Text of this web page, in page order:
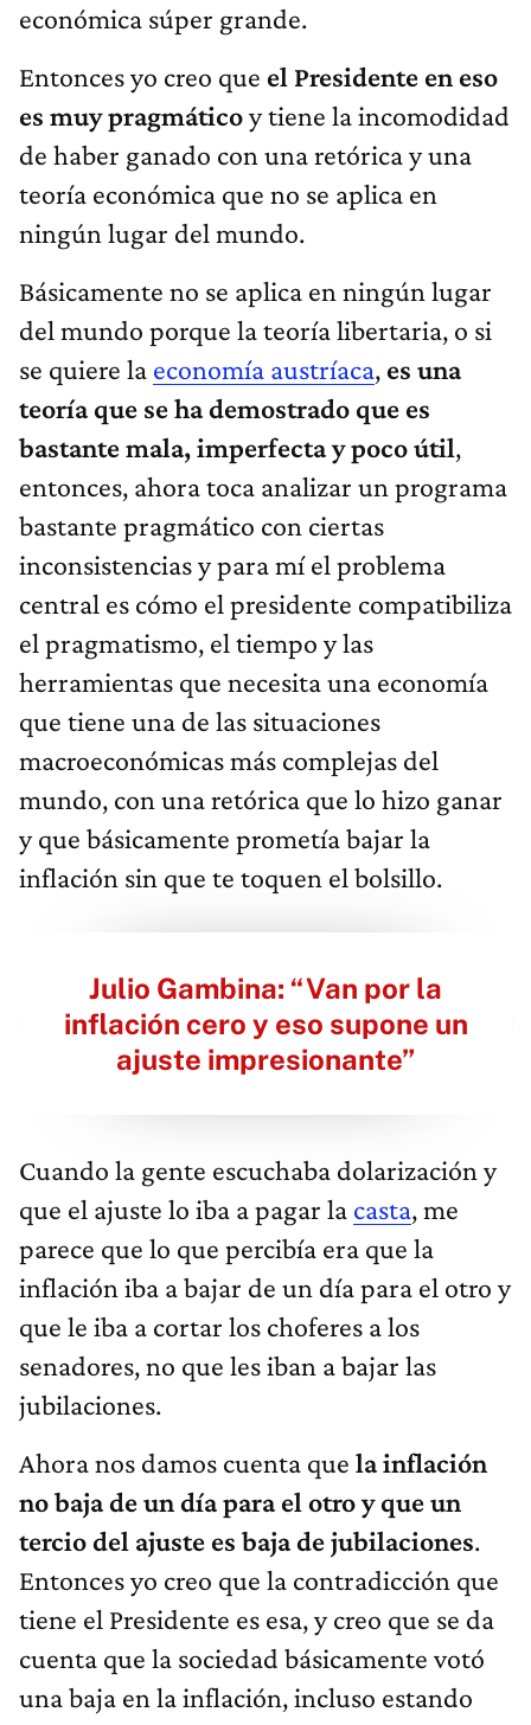
económica súper grande.
Entonces yo creo que el Presidente en eso
es muy pragmáticoy tiene la incomodidad
de haber ganado con una retórica y una
teoría económica que no se aplica en
ningún lugar del mundo.
Básicamente no se aplica en ningún lugar
del mundo porque la teoría libertaria, o si
se quiere la economía austríaca, es una
teoría que se ha demostrado que es
bastante mala, imperfecta y poco útil,
entonces, ahora toca analizar un programa
bastante pragmático con ciertas
inconsistencias y para mí el problema
central es cómo el presidente compatibiliza
el pragmatismo, el tiempo y las
herramientas que necesita una economía
que tiene una de las situaciones
macroeconómicas más complejas del
mundo, con una retórica que lo hizo ganar
y que básicamente prometía bajar la
inflación sin que te toquen el bolsillo.
Julio Gambina: “Van por la
inflación cero y eso supone un
ajuste impresionante”
Cuando la gente escuchaba dolarización y
que el ajuste lo iba a pagar la casta, me
parece que lo que percibía era que la
inflación iba a bajar de un día para el otro y
que le iba a cortar los choferes a los
senadores, no que les iban a bajar las
jubilaciones.
Ahora nos damos cuenta que la inflación
no baja de un día para el otro y que un
tercio del ajuste es baja de jubilaciones.
Entonces yo creo que la contradicción que
tiene el Presidente es esa, y creo que se da
cuenta que la sociedad básicamente votó
una baja en la inflación, incluso estando